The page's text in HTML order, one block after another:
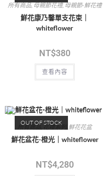
所有商品, 母親節花禮, 母親節-鮮花禮
鮮花康乃馨單支花束｜
whiteflower
NT$380
查看內容
OUT OF STOCK
所有商品 花禮系列 鮮花花盆
鮮花盆花-橙光｜whiteflower
NT$4,280